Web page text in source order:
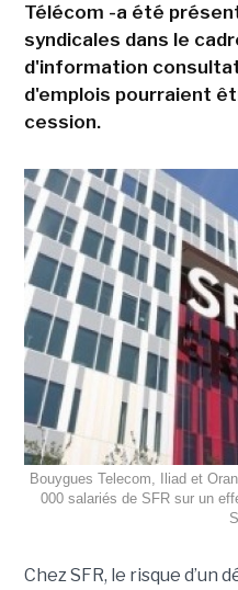
Télécom -a été
syndicales dans le
d'information
d'emplois pourraient
cession.
Bouygues Telecom, Iliad et
000 salariés de SFR sur un
Chez SFR, le risque d’un